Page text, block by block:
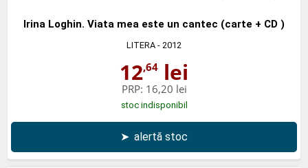
Irina Loghin. Viata mea este un cantec (carte + CD )
LITERA - 2012
12,64 lei
PRP: 16,20 lei
stoc indisponibil
➤ alertă stoc